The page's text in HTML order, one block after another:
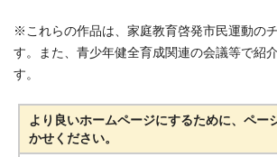
※これらの作品は、家庭教育啓発市民運動の
す。また、青少年健全育成関連の会議等で紹
す。
より良いホームページにするために、ペー
かせください。